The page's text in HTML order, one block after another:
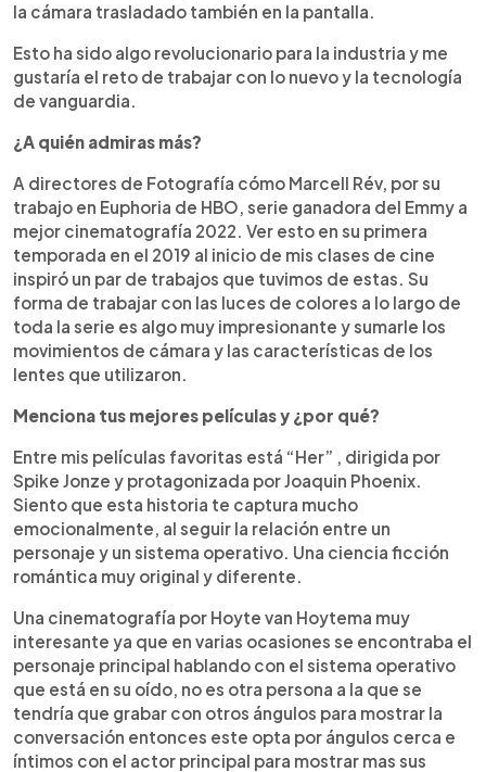
la cámara trasladado también en la pantalla.
Esto ha sido algo revolucionario para la industria y me
gustaría el reto de trabajar con lo nuevo y la tecnología
de vanguardia.
¿A quién admiras más?
A directores de Fotografía cómo Marcell Rév, por su
trabajo en Euphoria de HBO, serie ganadora del Emmy a
mejor cinematografía 2022. Ver esto en su primera
temporada en el 2019 al inicio de mis clases de cine
inspiró un par de trabajos que tuvimos de estas. Su
forma de trabajar con las luces de colores a lo largo de
toda la serie es algo muy impresionante y sumarle los
movimientos de cámara y las características de los
lentes que utilizaron.
Menciona tus mejores películas y ¿por qué?
Entre mis películas favoritas está “Her” , dirigida por
Spike Jonze y protagonizada por Joaquin Phoenix.
Siento que esta historia te captura mucho
emocionalmente, al seguir la relación entre un
personaje y un sistema operativo. Una ciencia ficción
romántica muy original y diferente.
Una cinematografía por Hoyte van Hoytema muy
interesante ya que en varias ocasiones se encontraba el
personaje principal hablando con el sistema operativo
que está en su oído, no es otra persona a la que se
tendría que grabar con otros ángulos para mostrar la
conversación entonces este opta por ángulos cerca e
íntimos con el actor principal para mostrar mas sus